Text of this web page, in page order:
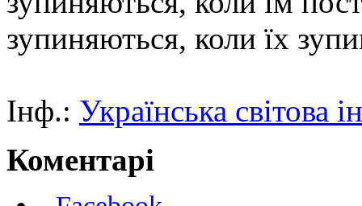
зупиняються, коли їх
Інф.: Українська світова
Коментарі